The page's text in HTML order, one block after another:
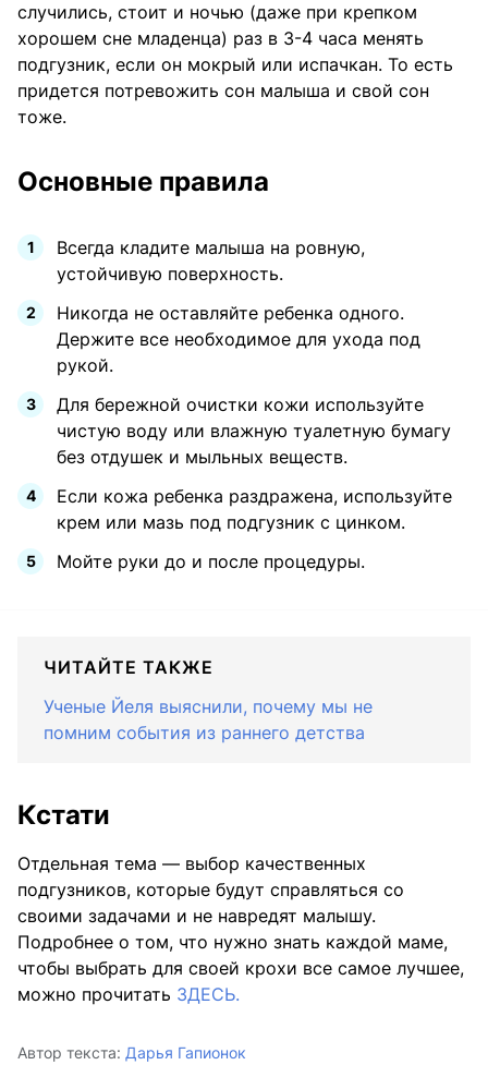
случились, стоит и ночью (даже при крепком
хорошем сне младенца) раз в 3-4 часа менять
подгузник, если он мокрый или испачкан. То есть
придется потревожить сон малыша и свой сон
тоже.
Основные правила
Всегда кладите малыша на ровную,
устойчивую поверхность.
Никогда не оставляйте ребенка одного.
Держите все необходимое для ухода под
рукой.
Для бережной очистки кожи используйте
чистую воду или влажную туалетную бумагу
без отдушек и мыльных веществ.
Если кожа ребенка раздражена, используйте
крем или мазь под подгузник с цинком.
Мойте руки до и после процедуры.
ЧИТАЙТЕ ТАКЖЕ
Ученые Йеля выяснили, почему мы не
помним события из раннего детства
Кстати
Отдельная тема — выбор качественных
подгузников, которые будут справляться со
своими задачами и не навредят малышу.
Подробнее о том, что нужно знать каждой маме,
чтобы выбрать для своей крохи все самое лучшее,
можно прочитать ЗДЕСЬ.
Автор текста: Дарья Гапионок